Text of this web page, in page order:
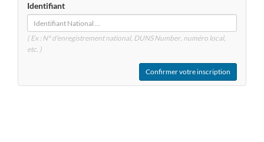
Identifiant
( Ex : N° d'enregistrement national, DUNSNumber, numéro local,
etc. )